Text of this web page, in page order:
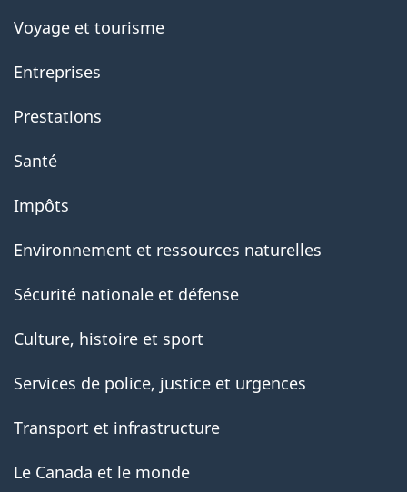
Voyage et tourisme
Entreprises
Prestations
Santé
Impôts
Environnement et ressources naturelles
Sécurité nationale et défense
Culture, histoire et sport
Services de police, justice et urgences
Transport et infrastructure
Le Canada et le monde